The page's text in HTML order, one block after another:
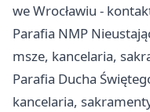
we Wrocławiu -
Parafia NMP
msze, kancelaria,
Parafia Ducha
kancelaria,